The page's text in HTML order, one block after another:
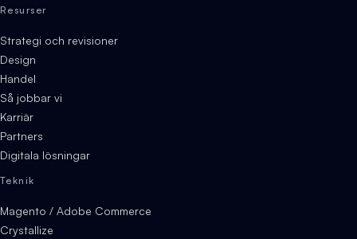
Resurser
Strategi och revisioner
Design
Handel
Så jobbar vi
Karriär
Partners
Digitala lösningar
Teknik
Magento / Adobe Commerce
Crystallize